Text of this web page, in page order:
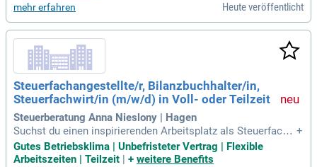
und Kubernetes-Plattform. Dabei integrieren Sie aktuelle Sic
herheitsstandards in unsere Linux-Infrastruktur. Zudem gest
alten Sie Automatisierungs- und Deployment-Prozesse mit
Git Ops und Infrastructure-as-Code. Werden Sie Teil unseres
Teams und gestalten Sie die digitale Zukunft des Lernens a
ktiv mit!
mehr erfahren Heute veröffentlicht
Steuerfachangestellte/r, Bilanzbuchhalter/in,
Steuerfachwirt/in (m/w/d) in Voll- oder Teilzeit
Steuerberatung Anna Nieslony | Hagen
Suchst du einen inspirierenden Arbeitsplatz als Steuerfacha
ngestellte/r oder Bilanzbuchhalter/in? Unsere moderne Steu
erkanzlei in Herdecke bietet dir ein angenehmes Miteinande
+
Gutes Betriebsklima | Unbefristeter Vertrag | Flexible
Arbeitszeiten | Teilzeit
+ weitere Benefits